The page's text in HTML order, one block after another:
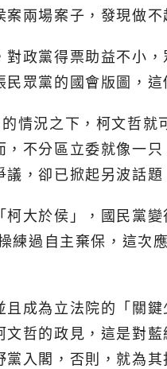
兩場案子，發現做不
政黨得票助益不小
眾黨的國會版圖，
情況之下，柯文哲
，不分區立委就像一
，卻已掀起另波話題
大於侯」，國民黨
練過自主棄保，這
成為立法院的「關
哲的政見，這是對
入閣，否則，就為